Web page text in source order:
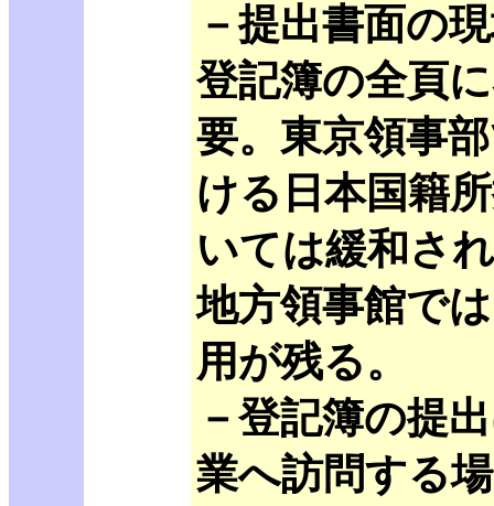
－提出書面の
登記簿の全頁
要。東京領事
ける日本国籍
いては緩和さ
地方領事館で
用が残る。
－登記簿の提
業へ訪問する